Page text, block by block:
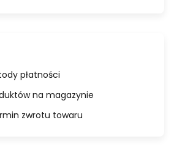
płatności
na magazynie
zwrotu towaru